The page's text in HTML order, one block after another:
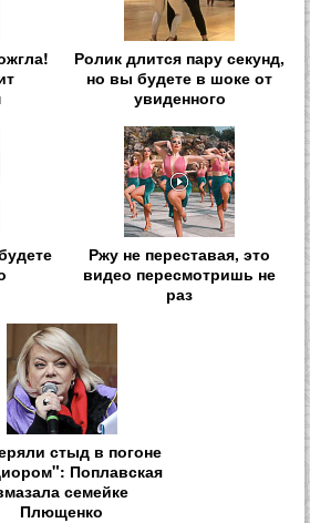
Ролик длится пару секунд,
но вы будете в шоке от
увиденного
Ржу не переставая, это
видео пересмотришь не
раз
стыд в погоне
Поплавская
семейке
Плющенко